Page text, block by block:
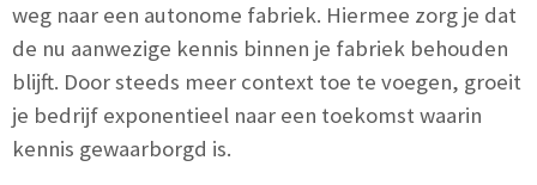
weg naar een autonome fabriek. Hiermee zorg je dat
de nu aanwezige kennis binnen je fabriek behouden
blijft. Door steeds meer context toe te voegen, groeit
je bedrijf exponentieel naar een toekomst waarin
kennis gewaarborgd is.